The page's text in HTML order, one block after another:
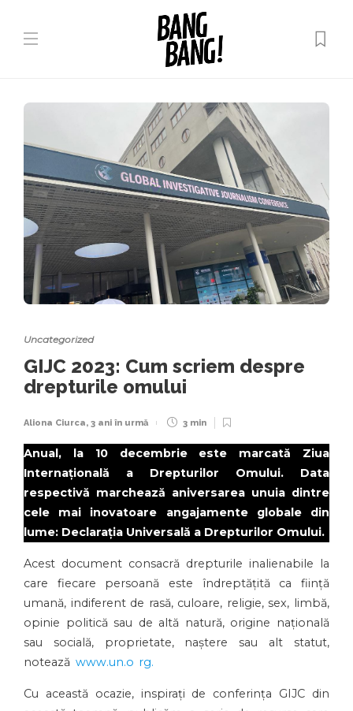
Uncategorized
GIJC 2023: Cum scriem despre
drepturile omului
Aliona Ciurca, 3 ani în urmă 3 min
Anual, la 10 decembrie este marcată Ziua
Internațională a Drepturilor Omului. Data
respectivă marchează aniversarea unuia dintre
cele mai inovatoare angajamente globale din
lume: Declaraţia Universală a Drepturilor Omului.
Acest document consacră drepturile inalienabile la
care fiecare persoană este îndreptăţită ca fiinţă
umană, indiferent de rasă, culoare, religie, sex, limbă,
opinie politică sau de altă natură, origine naţională
sau socială, proprietate, naştere sau alt statut,
notează www.un.o rg.
Cu această ocazie, inspirați de conferința GIJC din